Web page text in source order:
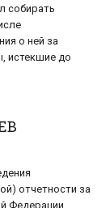
собирать
о ней за
истекшие до
отчетности за
Федерации.